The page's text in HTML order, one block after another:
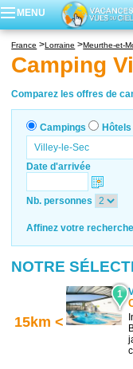
MENU
France Lorraine Meurthe-et-
Camping
Comparez les offres de
Campings Hôtels
Date d'arrivée
Nb. personnes
Affinez votre recherche
NOTRE
15km <
1